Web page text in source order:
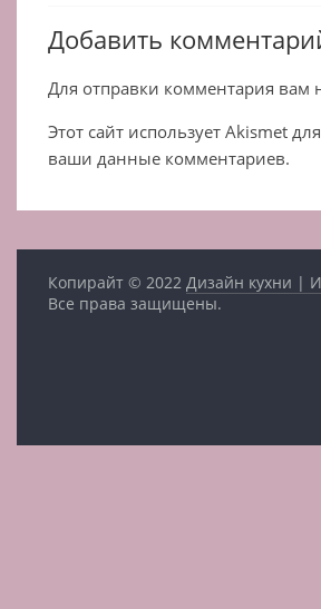
Добавить
Для отправки комментария
Этот сайт использует Akismet
ваши данные комментариев.
Копирайт © 2022 Дизайн кухни |
Все права защищены.